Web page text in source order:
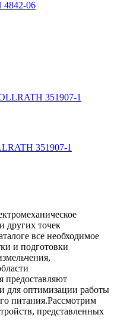
4842-06
351907-1
других точек
все необходимое
и подготовки
предоставляют
для оптимизации работы
питания.Рассмотрим
представленных